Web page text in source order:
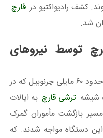
کشف رادیواکتیو در قارچ
شد.
توسط نیروهای
یک گردشگر در چرنوبیل، شهری در حدود ۶۰ مایلی چرنوبیل که در
شیشه ترشی قارچ‌ به ایالات‌
بازگشت مأموران گمرک
دستگاه مواجه شدند. که